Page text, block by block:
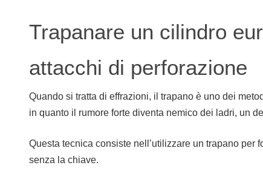
Trapanare un cilindro
attacchi di perforazione
Quando si tratta di effrazioni, il trapano è uno dei
in quanto il rumore forte diventa nemico dei ladri, un
Questa tecnica consiste nell’utilizzare un trapano
senza la chiave.